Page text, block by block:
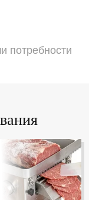
потребности